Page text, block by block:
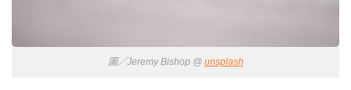
圖／Jeremy Bishop @ unsplash